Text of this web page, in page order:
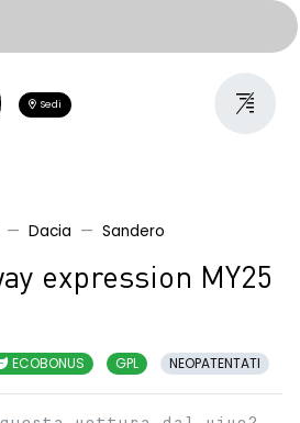
Sedi
Dacia Sandero
expression MY25
ECOBONUS GPL NEOPATENTATI